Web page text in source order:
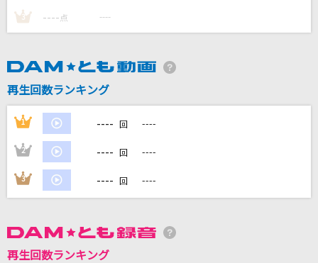
夜に駆ける
YOASOBI
花
Dejavina(Japanese ver.)
リサイタルズ
機械油
ずっと真夜中でいいのに。
鬼束ちひろ
3 ---- 点 ----
再生回数ランキング
1 ---- 回 ----
2 ---- 回 ----
3 ---- 回 ----
再生回数ランキング